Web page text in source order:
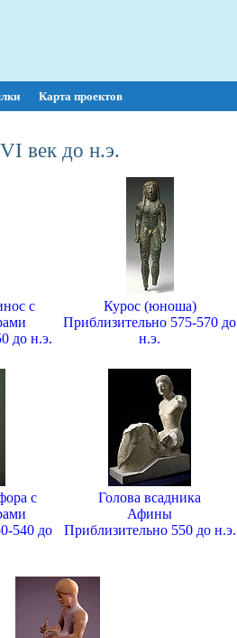
Карта проектов
век до н.э.
с
до н.э.
Курос (юноша)
Приблизительно 575-570 до
н.э.
с
540 до
Голова всадника
Афины
Приблизительно 550 до н.э.